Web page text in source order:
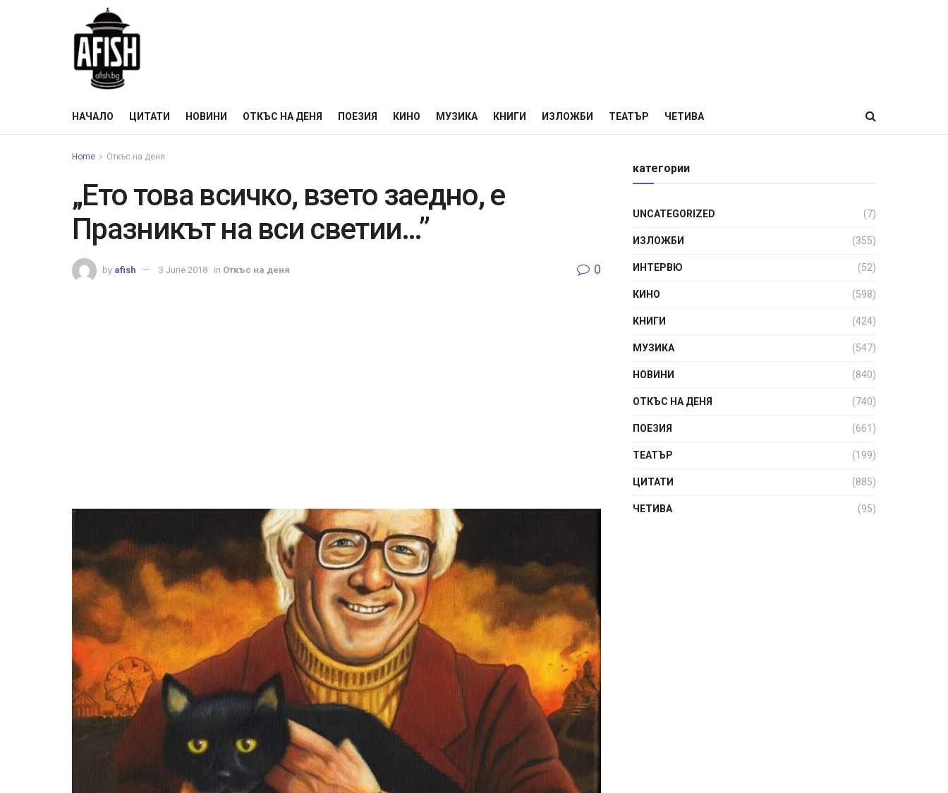
НАЧАЛО ЦИТАТИ НОВИНИ ОТКЪС НА ДЕНЯ ПОЕЗИЯ КИНО МУЗИКА КНИГИ ИЗЛОЖБИ ТЕАТЪР ЧЕТИВА
Home Откъс на деня
„Ето това всичко, взето заедно, е
Празникът на вси светии…”
by afish 3 June 2018 in Откъс на деня 0
категории
UNCATEGORIZED (7)
ИЗЛОЖБИ (355)
ИНТЕРВЮ (52)
КИНО (598)
КНИГИ (424)
МУЗИКА (547)
НОВИНИ (840)
ОТКЪС НА ДЕНЯ (740)
ПОЕЗИЯ (661)
ТЕАТЪР (199)
ЦИТАТИ (885)
ЧЕТИВА (95)